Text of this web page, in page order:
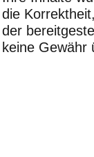
die
der
keine Gewähr